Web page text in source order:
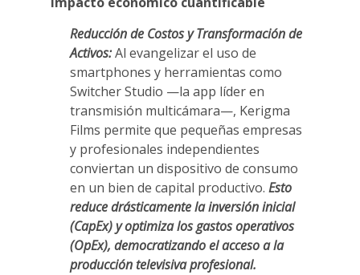
Reducción de Costos y Transformación de
Activos:Al evangelizar el uso de
smartphones y herramientas como
Switcher Studio —la app líder en
transmisión multicámara—, Kerigma
Films permite que pequeñas empresas
y profesionales independientes
conviertan un dispositivo de consumo
en un bien de capital productivo.Esto
reduce drásticamente la inversión inicial
(CapEx) y optimiza los gastos operativos
(OpEx), democratizando el acceso a la
producción televisiva profesional.